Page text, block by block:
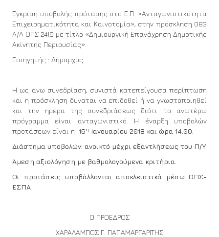
Έγκριση υποβολής πρότασης στο Ε.Π. «Ανταγωνιστικότητα
Επιχειρηματικότητα και Καινοτομία», στην πρόσκληση 083
Α/Α ΟΠΣ 2419 με τίτλο «Δημιουργική Επανάχρηση Δημοτικής
Ακίνητης Περιουσίας».
Εισηγητής : Δήμαρχος.
Η ως άνω συνεδρίαση, συνιστά κατεπείγουσα περίπτωση
και η πρόσκληση δύναται να επιδοθεί ή να γνωστοποιηθεί
και την ημέρα της συνεδριάσεως διότι το ανωτέρω
πρόγραμμα είναι ανταγωνιστικό. Η έναρξη υποβολών
προτάσεων είναι η 16η Ιανουαρίου 2018 και ώρα 14.00.
Διάστημα υποβολών: ανοικτό μέχρι εξαντλήσεως του Π/Υ
Άμεση αξιολόγηση με βαθμολογούμενα κριτήρια.
Οι προτάσεις υποβάλλονται αποκλειστικά μέσω ΟΠΣ-
ΕΣΠΑ
Ο ΠΡΟΕΔΡΟΣ
ΧΑΡΑΛΑΜΠΟΣ Γ. ΠΑΠΑΜΑΡΓΑΡΙΤΗΣ